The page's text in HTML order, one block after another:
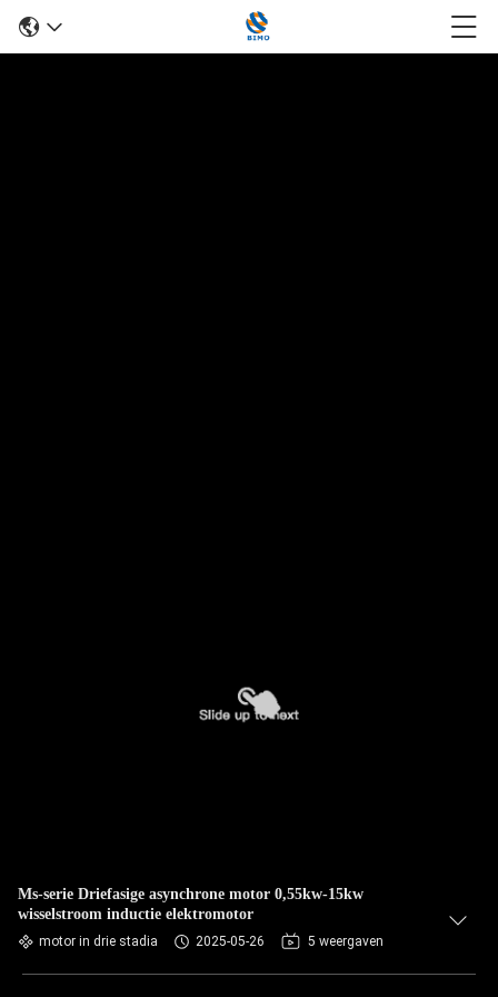
Ms-serie Driefasige asynchrone motor 0,55kw-15kw
wisselstroom inductie elektromotor
motor in drie stadia 2025-05-26 5 weergaven